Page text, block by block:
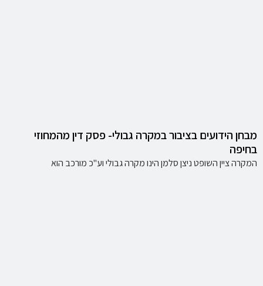
מבחן הידועים בציבור במקרה גבולי- פסק דין מהמחוזי
בחיפה
המקרה ציין השופט ניצן סלמן הינו מקרה גבולי וע"כ מורכב הוא